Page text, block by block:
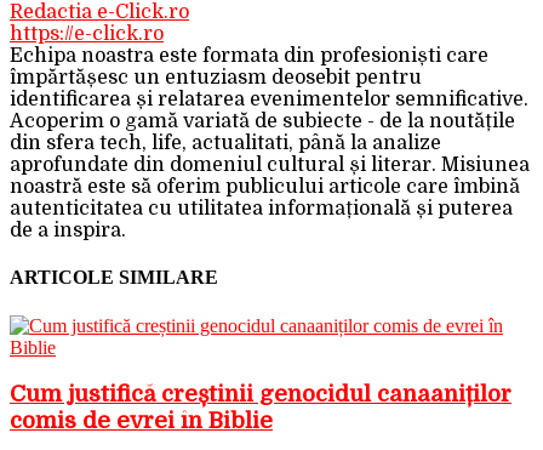
Redactia e-Click.ro
https://e-click.ro
Echipa noastra este formata din profesioniști care
împărtășesc un entuziasm deosebit pentru
identificarea și relatarea evenimentelor semnificative.
Acoperim o gamă variată de subiecte - de la noutățile
din sfera tech, life, actualitati, până la analize
aprofundate din domeniul cultural și literar. Misiunea
noastră este să oferim publicului articole care îmbină
autenticitatea cu utilitatea informațională și puterea
de a inspira.
ARTICOLE SIMILARE
Cum justifică creștinii genocidul canaaniților
comis de evrei în Biblie